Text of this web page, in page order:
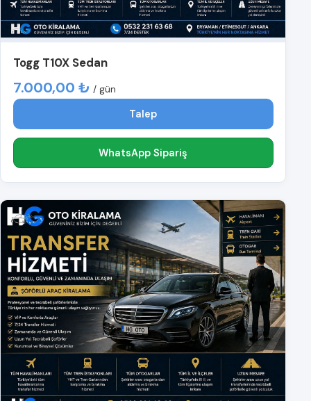
Togg T10X Sedan
7.000,00 ₺ / gün
Talep
WhatsApp Sipariş